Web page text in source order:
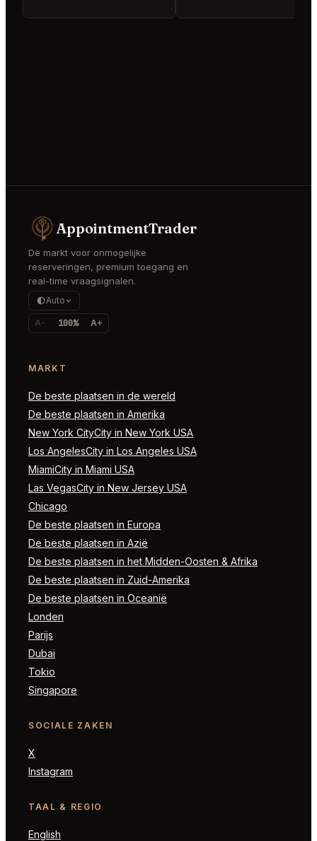
AppointmentTrader
De markt voor onmogelijke
reserveringen, premium toegang en
real-time vraagsignalen.
Auto
A- 100% A+
MARKT
De beste plaatsen in de wereld
De beste plaatsen in Amerika
New York CityCity in New York USA
Los AngelesCity in Los Angeles USA
MiamiCity in Miami USA
Las VegasCity in New Jersey USA
Chicago
De beste plaatsen in Europa
De beste plaatsen in Azië
De beste plaatsen in het Midden-Oosten & Afrika
De beste plaatsen in Zuid-Amerika
De beste plaatsen in Oceanië
Londen
Parijs
Dubai
Tokio
Singapore
SOCIALE ZAKEN
X
Instagram
TAAL & REGIO
English